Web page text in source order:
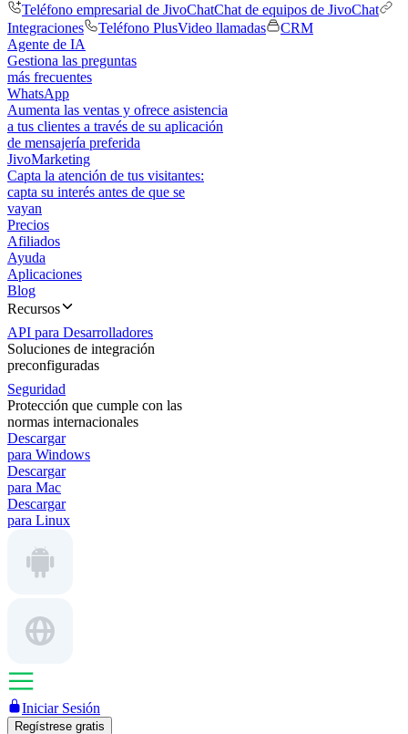
Teléfono empresarial de JivoChatChat de equipos de JivoChat
Integraciones
Teléfono PlusVideo llamadas
CRM
Agente de IA
Gestiona las preguntas
más frecuentes
WhatsApp
Aumenta las ventas y ofrece asistencia
a tus clientes a través de su aplicación
de mensajería preferida
JivoMarketing
Capta la atención de tus visitantes:
capta su interés antes de que se
vayan
Precios
Afiliados
Ayuda
Aplicaciones
Blog
Recursos
API para Desarrolladores
Soluciones de integración
preconfiguradas
Seguridad
Protección que cumple con las
normas internacionales
Descargar
para Windows
Descargar
para Mac
Descargar
para Linux
Iniciar Sesión
Regístrese gratis